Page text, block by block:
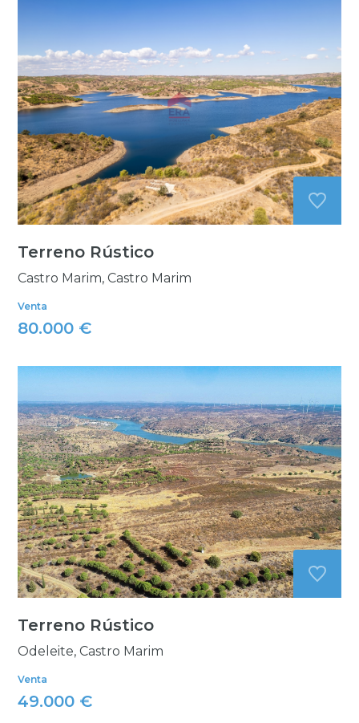
Terreno Rústico
Castro Marim, Castro Marim
Venta
80.000 €
Terreno Rústico
Odeleite, Castro Marim
Venta
49.000 €